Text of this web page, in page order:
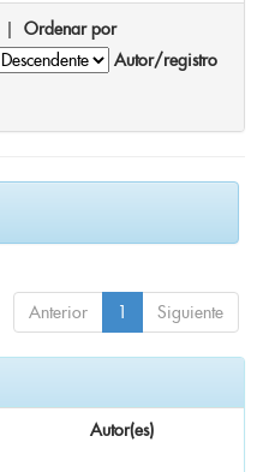
| Ordenar por
Autor/registro
Anterior 1 Siguiente
Autor(es)